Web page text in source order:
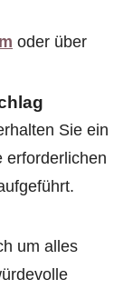
oder über
Sie ein
erforderlichen
um alles